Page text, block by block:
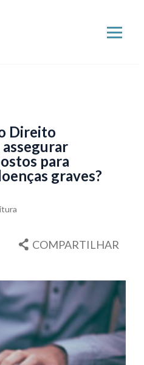
Direito
para
graves?
COMPARTILHAR